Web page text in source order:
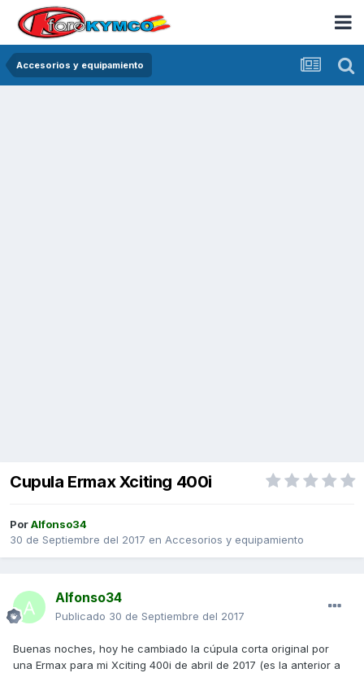
Accesorios y equipamiento
Cupula Ermax Xciting 400i
PorAlfonso34
30 de Septiembre del 2017 en Accesorios y equipamiento
Alfonso34
Publicado 30 de Septiembre del 2017
Buenas noches, hoy he cambiado la cúpula corta original por
una Ermax para mi Xciting 400i de abril de 2017 (es la anterior a